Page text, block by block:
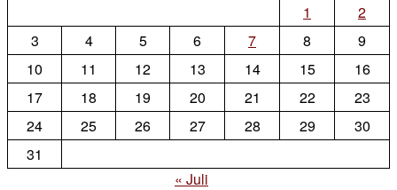
–
Գեղարդ
1
2
3
4 5 6 7 8
9
10
11 12 13 14 15
16
17
18 19 20 21 22
23
24
25 26 27 28 29
30
31
« Juli